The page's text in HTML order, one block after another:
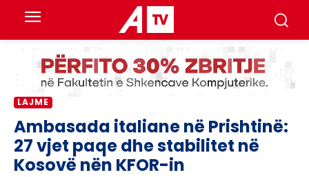
LAJME
Ambasada italiane në Prishtinë:
27 vjet paqe dhe stabilitet në
Kosovë nën KFOR-in